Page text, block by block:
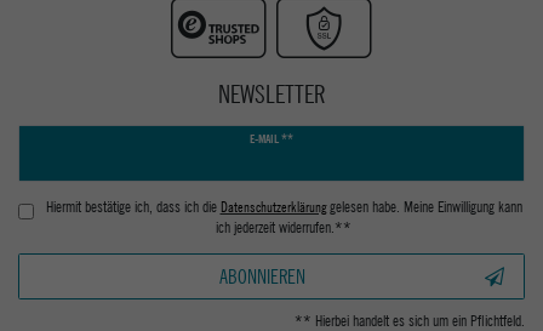
NEWSLETTER
E-MAIL **
Hiermit bestätige ich, dass ich die Daten­schutz­erklärunggelesen habe. Meine Einwilligung kann
ich jederzeit widerrufen.**
ABONNIEREN
** Hierbei handelt es sich um ein Pflichtfeld.